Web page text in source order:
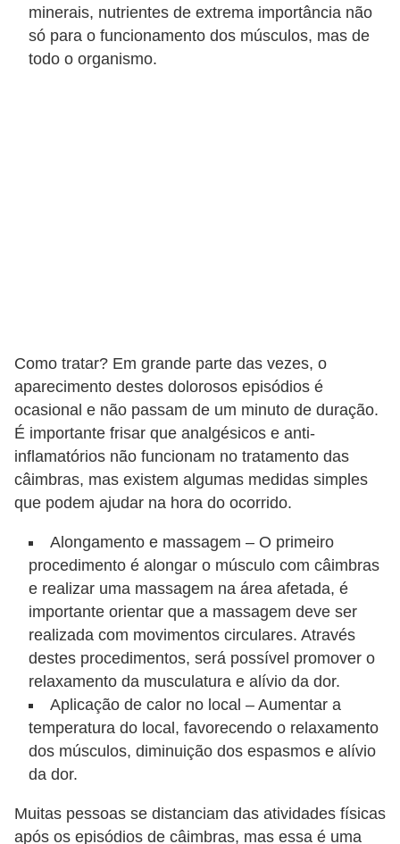
minerais, nutrientes de extrema importância não
só para o funcionamento dos músculos, mas de
todo o organismo.
Como tratar? Em grande parte das vezes, o
aparecimento destes dolorosos episódios é
ocasional e não passam de um minuto de duração.
É importante frisar que analgésicos e anti-
inflamatórios não funcionam no tratamento das
câimbras, mas existem algumas medidas simples
que podem ajudar na hora do ocorrido.
Alongamento e massagem – O primeiro
procedimento é alongar o músculo com câimbras
e realizar uma massagem na área afetada, é
importante orientar que a massagem deve ser
realizada com movimentos circulares. Através
destes procedimentos, será possível promover o
relaxamento da musculatura e alívio da dor.
Aplicação de calor no local – Aumentar a
temperatura do local, favorecendo o relaxamento
dos músculos, diminuição dos espasmos e alívio
da dor.
Muitas pessoas se distanciam das atividades físicas
após os episódios de câimbras, mas essa é uma